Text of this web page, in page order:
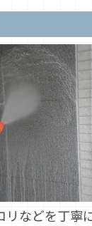
などを丁寧